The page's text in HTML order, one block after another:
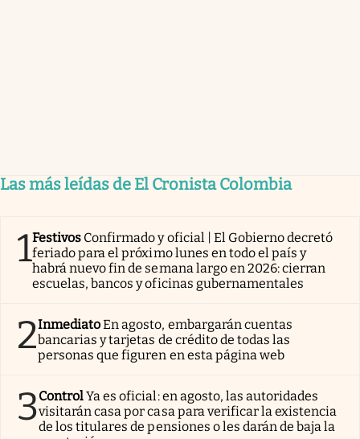
Las más leídas de El Cronista Colombia
1Festivos Confirmado y oficial | El Gobierno decretó
feriado para el próximo lunes en todo el país y
habrá nuevo fin de semana largo en 2026: cierran
escuelas, bancos y oficinas gubernamentales
2InmediatoEn agosto, embargarán cuentas
bancarias y tarjetas de crédito de todas las
personas que figuren en esta página web
3ControlYa es oficial: en agosto, las autoridades
visitarán casa por casa para verificar la existencia
de los titulares de pensiones o les darán de baja la